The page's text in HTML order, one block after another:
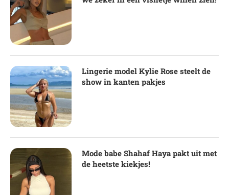
Lingerie model Kylie Rose steelt de
show in kanten pakjes
Mode babe Shahaf Haya pakt uit met
de heetste kiekjes!